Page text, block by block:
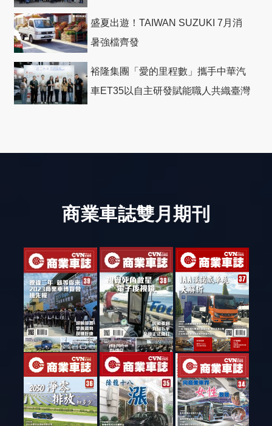
盛夏出遊！TAIWAN SUZUKI 7月消
暑強檔齊發
裕隆集團「愛的里程數」攜手中華汽
車ET35以自主研發賦能職人共織臺灣
商業車誌雙月期刊